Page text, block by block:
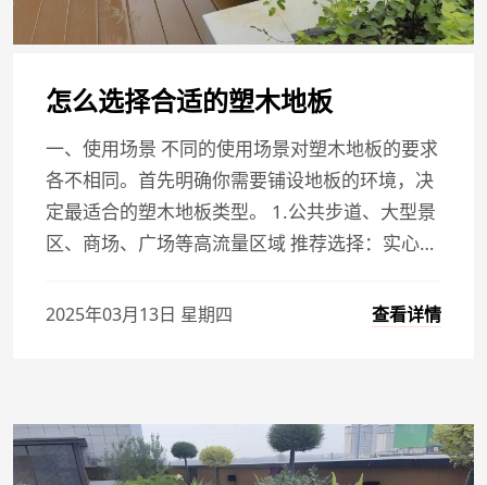
怎么选择合适的塑木地板
一、使用场景 不同的使用场景对塑木地板的要求
各不相同。首先明确你需要铺设地板的环境，决
定最适合的塑木地板类型。 1.公共步道、大型景
区、商场、广场等高流量区域 推荐选择：实心…
2025年03月13日 星期四 查看详情